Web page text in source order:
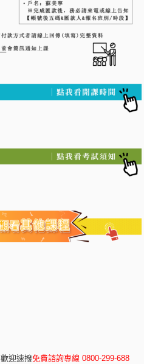
歡迎速撥免費諮詢專線 0800-299-688